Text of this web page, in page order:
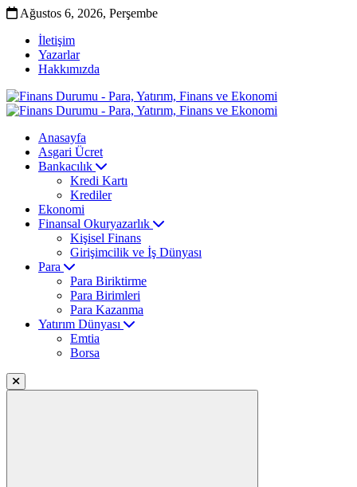
Ağustos 6, 2026, Perşembe
İletişim
Yazarlar
Hakkımızda
Anasayfa
Asgari Ücret
Bankacılık
Kredi Kartı
Krediler
Ekonomi
Finansal Okuryazarlık
Kişisel Finans
Girişimcilik ve İş Dünyası
Para
Para Biriktirme
Para Birimleri
Para Kazanma
Yatırım Dünyası
Emtia
Borsa